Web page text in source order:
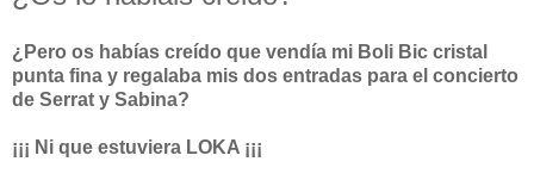
¿Pero os habías creído que vendía mi Boli Bic cristal
punta fina y regalaba mis dos entradas para el concierto
de Serrat y Sabina?
¡¡¡ Ni que estuviera LOKA ¡¡¡